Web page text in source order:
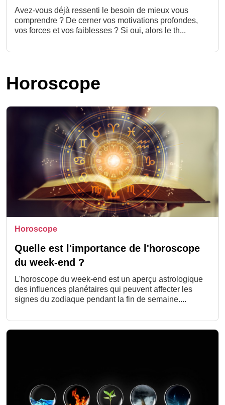
Avez-vous déjà ressenti le besoin de mieux vous
comprendre ? De cerner vos motivations profondes,
vos forces et vos faiblesses ? Si oui, alors le th...
Horoscope
Horoscope
Quelle est l'importance de l'horoscope
du week-end ?
L'horoscope du week-end est un aperçu astrologique
des influences planétaires qui peuvent affecter les
signes du zodiaque pendant la fin de semaine....